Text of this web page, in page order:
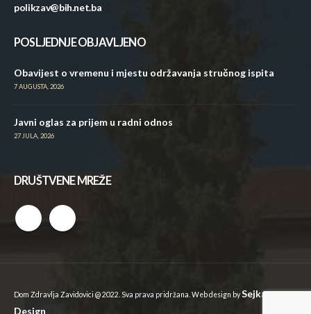
polikzav@bih.net.ba
POSLJEDNJE OBJAVLJENO
Obavijest o vremenu i mjestu održavanja stručnog ispita
7 AUGUSTA, 2026
Javni oglas za prijem u radni odnos
27 JULA, 2026
DRUŠTVENE MREŽE
Dom Zdravlja Zavidovici @ 2022. Sva prava pridržana. Web design bySejkan
Design